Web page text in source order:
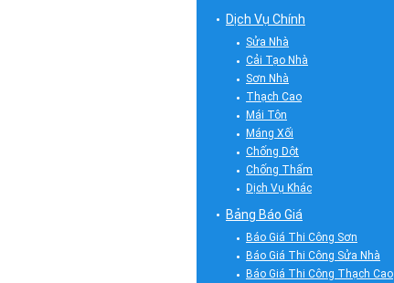
Dịch Vụ Chính
Sửa Nhà
Cải Tạo Nhà
Sơn Nhà
Thạch Cao
Mái Tôn
Máng Xối
Chống Dột
Chống Thấm
Dịch Vụ Khác
Bảng Báo Giá
Báo Giá Thi Công Sơn
Báo Giá Thi Công Sửa Nhà
Báo Giá Thi Công Thạch Cao